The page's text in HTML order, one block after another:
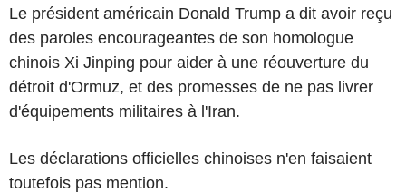
Le président américain Donald Trump a dit avoir reçu
des paroles encourageantes de son homologue
chinois Xi Jinping pour aider à une réouverture du
détroit d'Ormuz, et des promesses de ne pas livrer
d'équipements militaires à l'Iran.
Les déclarations officielles chinoises n'en faisaient
toutefois pas mention.